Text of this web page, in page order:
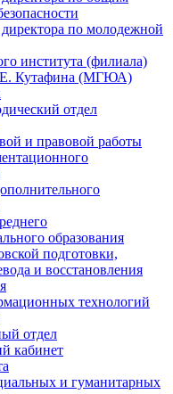
директора по молодежной
института (филиала)
Е. Кутафина (МГЮА)
отдел
и правовой работы
образования
подготовки,
и восстановления
технологий
отдел
кабинет
и гуманитарных